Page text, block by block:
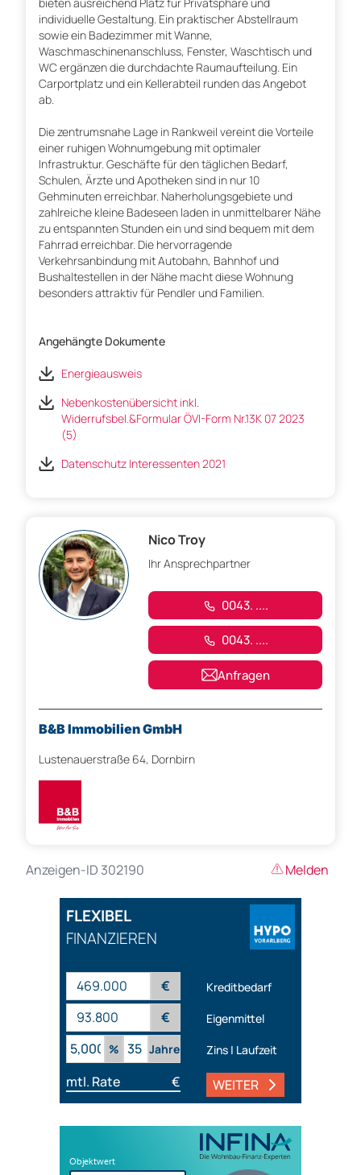
bieten ausreichend Platz für Privatsphäre und
individuelle Gestaltung. Ein praktischer Abstellraum
sowie ein Badezimmer mit Wanne,
Waschmaschinenanschluss, Fenster, Waschtisch und
WC ergänzen die durchdachte Raumaufteilung. Ein
Carportplatz und ein Kellerabteil runden das Angebot
ab.
Die zentrumsnahe Lage in Rankweil vereint die Vorteile
einer ruhigen Wohnumgebung mit optimaler
Infrastruktur. Geschäfte für den täglichen Bedarf,
Schulen, Ärzte und Apotheken sind in nur 10
Gehminuten erreichbar. Naherholungsgebiete und
zahlreiche kleine Badeseen laden in unmittelbarer Nähe
zu entspannten Stunden ein und sind bequem mit dem
Fahrrad erreichbar. Die hervorragende
Verkehrsanbindung mit Autobahn, Bahnhof und
Bushaltestellen in der Nähe macht diese Wohnung
besonders attraktiv für Pendler und Familien.
Angehängte Dokumente
Energieausweis
Nebenkostenübersicht inkl.
Widerrufsbel.&Formular ÖVI-Form Nr.13K 07 2023
(5)
Datenschutz Interessenten 2021
Nico Troy
Ihr Ansprechpartner
0043. ....
0043. ....
Anfragen
B&B Immobilien GmbH
Lustenauerstraße 64, Dornbirn
Anzeigen-ID 302190 Melden
FLEXIBEL
FINANZIEREN
€ Kreditbedarf
€
Eigenmittel
%
Jahre Zins | Laufzeit
mtl. Rate € WEITER